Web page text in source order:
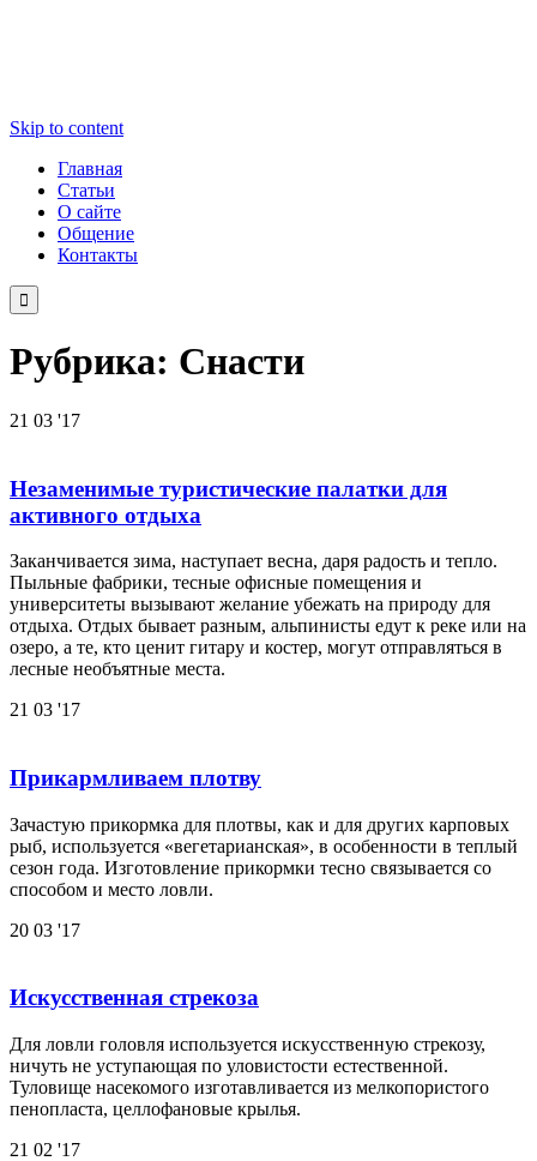
Skip to content
Главная
Статьи
О сайте
Общение
Контакты

Рубрика: Снасти
21 03 '17
Незаменимые туристические палатки для
активного отдыха
Заканчивается зима, наступает весна, даря радость и тепло.
Пыльные фабрики, тесные офисные помещения и
университеты вызывают желание убежать на природу для
отдыха. Отдых бывает разным, альпинисты едут к реке или на
озеро, а те, кто ценит гитару и костер, могут отправляться в
лесные необъятные места.
21 03 '17
Прикармливаем плотву
Зачастую прикормка для плотвы, как и для других карповых
рыб, используется «вегетарианская», в особенности в теплый
сезон года. Изготовление прикормки тесно связывается со
способом и место ловли.
20 03 '17
Искусственная стрекоза
Для ловли головля используется искусственную стрекозу,
ничуть не уступающая по уловистости естественной.
Туловище насекомого изготавливается из мелкопористого
пенопласта, целлофановые крылья.
21 02 '17